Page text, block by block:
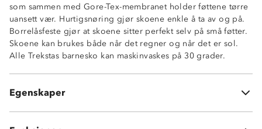
som sammen med Gore-Tex-membranet holder føttene tørre
uansett vær. Hurtigsnøring gjør skoene enkle å ta av og på.
Borrelåsfeste gjør at skoene sitter perfekt selv på små føtter.
Skoene kan brukes både når det regner og når det er sol.
Alle Trekstas barnesko kan maskinvaskes på 30 grader.
Egenskaper
Gore-Tex membran
ComfortFit: normal passform
Maskinvaskbar
Superventilerende syntetisk tekstil
Yttersåle i naturgummi